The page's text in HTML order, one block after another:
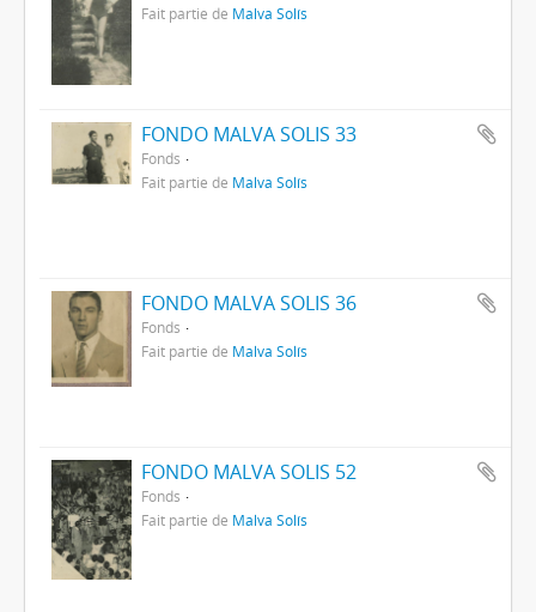
Fait partie de Malva Solís
FONDO MALVA SOLIS 33
Fonds
Fait partie de Malva Solís
FONDO MALVA SOLIS 36
Fonds
Fait partie de Malva Solís
FONDO MALVA SOLIS 52
Fonds
Fait partie de Malva Solís